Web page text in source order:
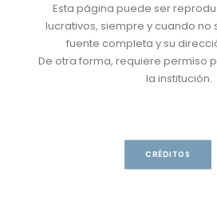
Esta página puede ser
lucrativos, siempre y cuando no
fuente completa y su
De otra forma, requiere permiso
la institución.
CRÉDITOS